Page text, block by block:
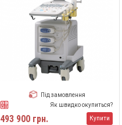
Під замовлення
Як швидко окупиться?
493 900 грн. Купити